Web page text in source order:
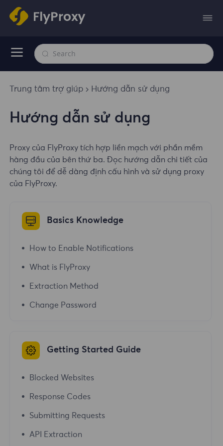
Trung tâm trợ giúp Hướng dẫn sử dụng
Hướng dẫn sử dụng
Proxy của FlyProxy tích hợp liền mạch với phần mềm
hàng đầu của bên thứ ba. Đọc hướng dẫn chi tiết của
chúng tôi để dễ dàng định cấu hình và sử dụng proxy
của FlyProxy.
Basics Knowledge
How to Enable Notifications
What is FlyProxy
Extraction Method
Change Password
Getting Started Guide
Blocked Websites
Response Codes
Submitting Requests
API Extraction